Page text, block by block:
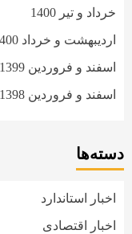
خرداد و تیر 1400
اردیبهشت و خرداد 1400
اسفند و فروردین 1399
اسفند و فروردین 1398
دسته‌ها
اخبار استاندارد
اخبار اقتصادی